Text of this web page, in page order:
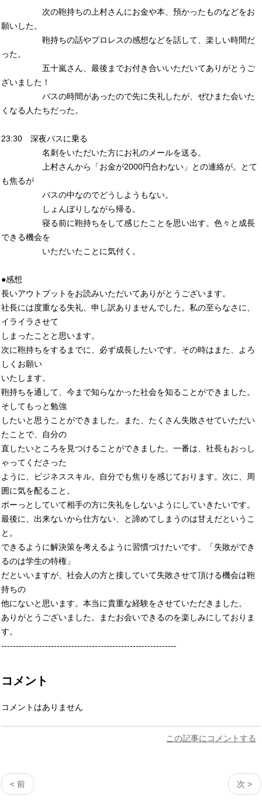
次の鞄持ちの上村さんにお金や本、預かったものなどをお
願いした。
鞄持ちの話やプロレスの感想などを話して、楽しい時間だ
った。
五十嵐さん、最後までお付き合いいただいてありがとうご
ざいました！
バスの時間があったので先に失礼したが、ぜひまた会いた
くなる人たちだった。
23:30 深夜バスに乗る
名刺をいただいた方にお礼のメールを送る。
上村さんから「お金が2000円合わない」との連絡が。とて
も焦るが
バスの中なのでどうしようもない。
しょんぼりしながら帰る。
寝る前に鞄持ちをして感じたことを思い出す。色々と成長
できる機会を
いただいたことに気付く。
●感想
長いアウトプットをお読みいただいてありがとうございます。
社長には度重なる失礼、申し訳ありませんでした。私の至らなさに、
イライラさせて
しまったことと思います。
次に鞄持ちをするまでに、必ず成長したいです。その時はまた、よろ
しくお願い
いたします。
鞄持ちを通して、今まで知らなかった社会を知ることができました。
そしてもっと勉強
したいと思うことができました。また、たくさん失敗させていただい
たことで、自分の
直したいところを見つけることができました。一番は、社長もおっし
ゃってくださった
ように、ビジネススキル。自分でも焦りを感じております。次に、周
囲に気を配ること。
ボーっとしていて相手の方に失礼をしないようにしていきたいです。
最後に、出来ないから仕方ない、と諦めてしまうのは甘えだというこ
と。
できるように解決策を考えるように習慣づけたいです。「失敗ができ
るのは学生の特権」
だといいますが、社会人の方と接していて失敗させて頂ける機会は鞄
持ちの
他にないと思います。本当に貴重な経験をさせていただきました。
ありがとうございました。またお会いできるのを楽しみにしておりま
す。
------------------------------------------------------------
コメント
コメントはありません
この記事にコメントする
< 前 次 >